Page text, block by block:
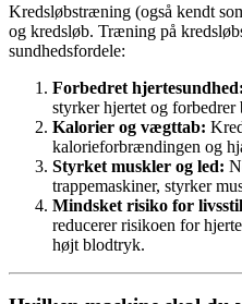
Kredsløbstræning (også kendt
og kredsløb. Træning på
sundhedsfordele:
Forbedret hjertesundhed:
styrker hjertet og
Kalorier og vægttab:
kalorieforbrændingen og
Styrket muskler og led:
trappemaskiner, styrker
Mindsket risiko for
reducerer risikoen for
højt blodtryk.